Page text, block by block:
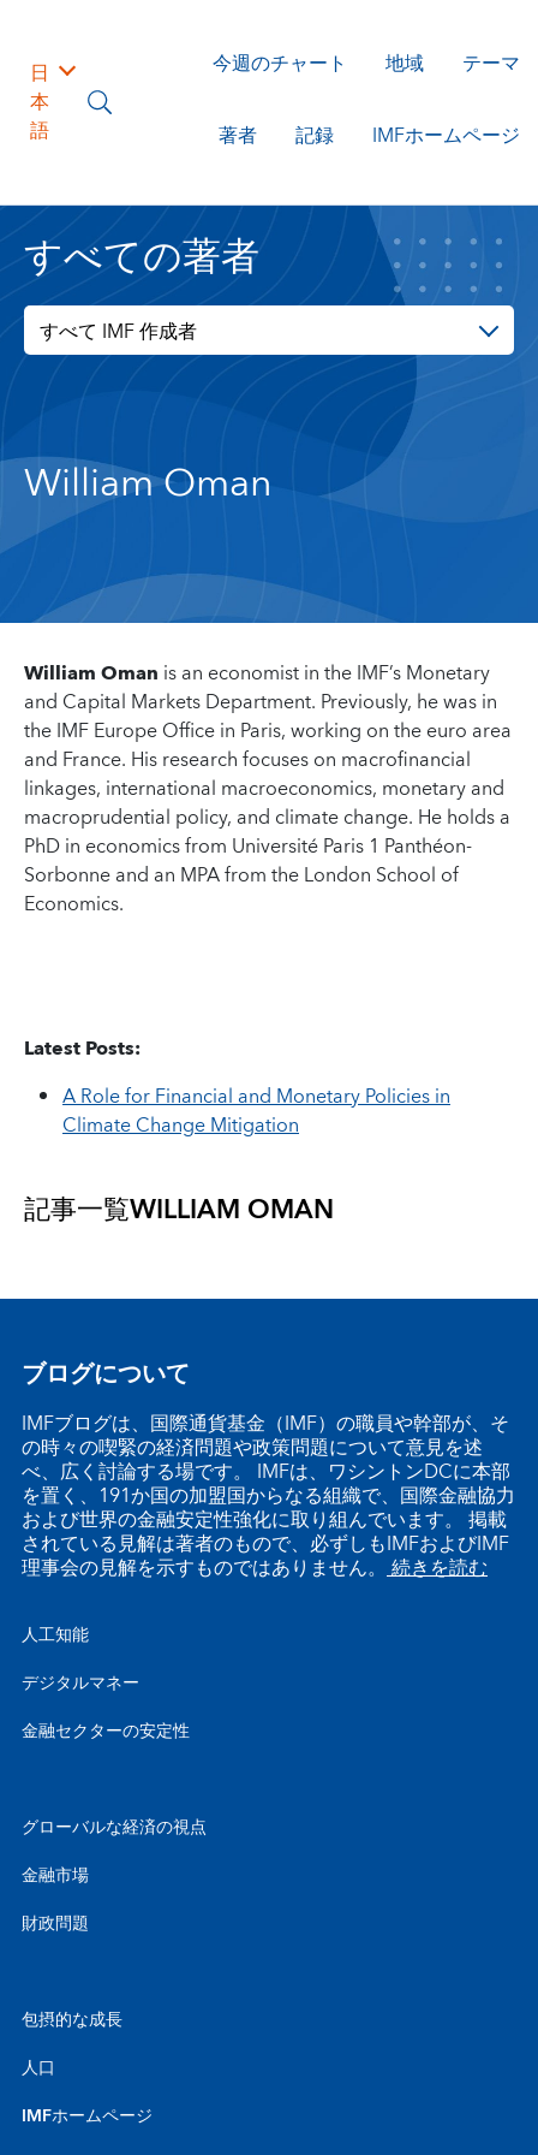
日
本
語
今週のチャート 地域 テーマ
著者 記録 IMFホームページ
すべての著者
すべて IMF 作成者
William Oman
William Oman is an economist in the IMF’s Monetary
and Capital Markets Department. Previously, he was in
the IMF Europe Office in Paris, working on the euro area
and France. His research focuses on macrofinancial
linkages, international macroeconomics, monetary and
macroprudential policy, and climate change. He holds a
PhD in economics from Université Paris 1 Panthéon-
Sorbonne and an MPA from the London School of
Economics.
Latest Posts:
A Role for Financial and Monetary Policies in
Climate Change Mitigation
記事一覧WILLIAM OMAN
ブログについて
IMFブログは、国際通貨基金（IMF）の職員や幹部が、そ
の時々の喫緊の経済問題や政策問題について意見を述
べ、広く討論する場です。 IMFは、ワシントンDCに本部
を置く、191か国の加盟国からなる組織で、国際金融協力
および世界の金融安定性強化に取り組んでいます。 掲載
されている見解は著者のもので、必ずしもIMFおよびIMF
理事会の見解を示すものではありません。 続きを読む
人工知能
デジタルマネー
金融セクターの安定性
グローバルな経済の視点
金融市場
財政問題
包摂的な成長
人口
IMFホームページ